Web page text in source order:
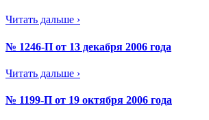
Читать дальше ›
№ 1246-П от 13 декабря 2006 года
Читать дальше ›
№ 1199-П от 19 октября 2006 года